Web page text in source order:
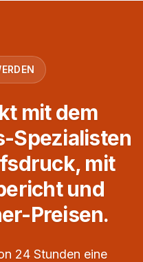
mit dem
Spezialisten
mit
und
Preisen.
24 Stunden eine